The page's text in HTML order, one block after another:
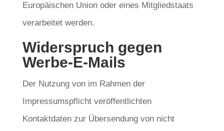
Europäischen Union oder eines Mitgliedstaats
verarbeitet werden.
Widerspruch gegen
Werbe-E-Mails
Der Nutzung von im Rahmen der
Impressumspflicht veröffentlichten
Kontaktdaten zur Übersendung von nicht